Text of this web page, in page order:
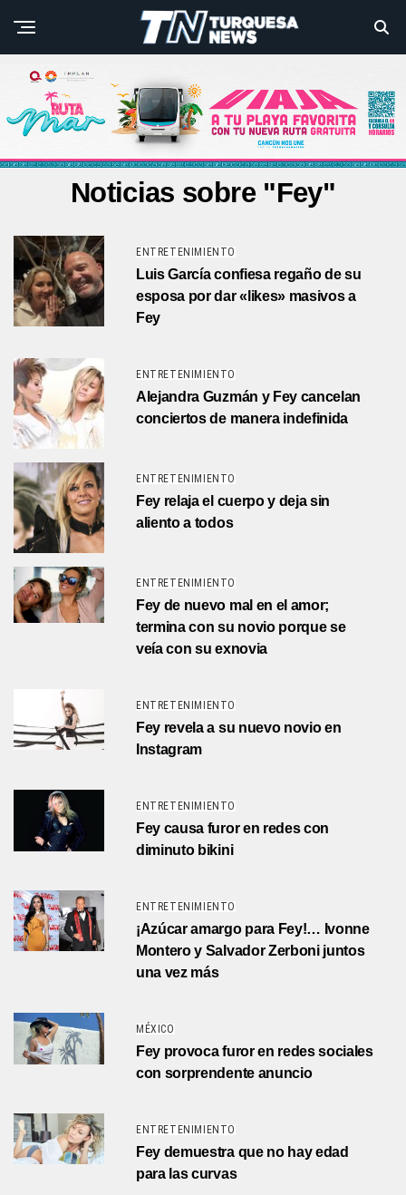
Noticias sobre "Fey"
ENTRETENIMIENTO
Luis García confiesa regaño de su
esposa por dar «likes» masivos a
Fey
ENTRETENIMIENTO
Alejandra Guzmán y Fey cancelan
conciertos de manera indefinida
ENTRETENIMIENTO
Fey relaja el cuerpo y deja sin
aliento a todos
ENTRETENIMIENTO
Fey de nuevo mal en el amor;
termina con su novio porque se
veía con su exnovia
ENTRETENIMIENTO
Fey revela a su nuevo novio en
Instagram
ENTRETENIMIENTO
Fey causa furor en redes con
diminuto bikini
ENTRETENIMIENTO
¡Azúcar amargo para Fey!… Ivonne
Montero y Salvador Zerboni juntos
una vez más
MÉXICO
Fey provoca furor en redes sociales
con sorprendente anuncio
ENTRETENIMIENTO
Fey demuestra que no hay edad
para las curvas